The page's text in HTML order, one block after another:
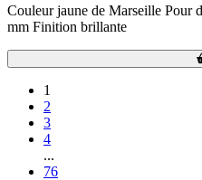
Couleur jaune de Marseille Pour
mm Finition brillante
Loading...
Loading...
1
2
3
4
...
76